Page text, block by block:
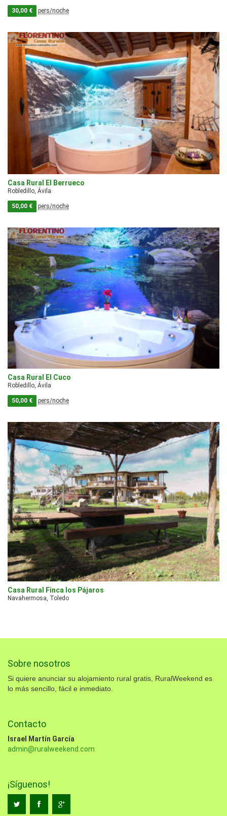
30,00 € pers/noche
Casa Rural El Berrueco
Robledillo, Ávila
50,00 € pers/noche
Casa Rural El Cuco
Robledillo, Ávila
50,00 € pers/noche
Casa Rural Finca los Pájaros
Navahermosa, Toledo
Sobre nosotros
Si quiere anunciar su alojamiento rural gratis, RuralWeekend es
lo más sencillo, fácil e inmediato.
Contacto
Israel Martín García
admin@ruralweekend.com
¡Síguenos!